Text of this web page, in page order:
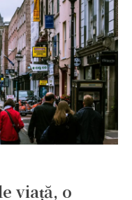
viață, o